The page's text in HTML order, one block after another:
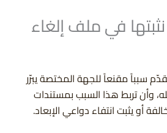
في ملف إلغاء
سبباً مقنعاً للجهة المختصة يبرّر
وأن تربط هذا السبب بمستندات
أو يثبت انتفاء دواعي الإبعاد.